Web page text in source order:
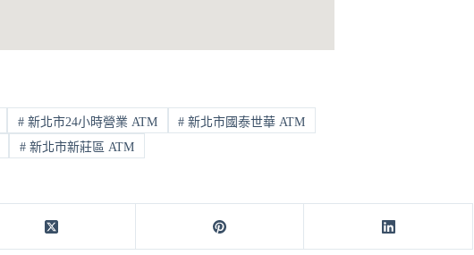
#新北市24小時營業 ATM # 新北市國泰世華 ATM
#新北市新莊區 ATM